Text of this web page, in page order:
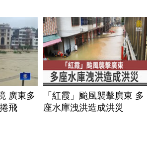
廣東多
飛
「紅霞」颱風襲擊廣東 多
座水庫洩洪造成洪災